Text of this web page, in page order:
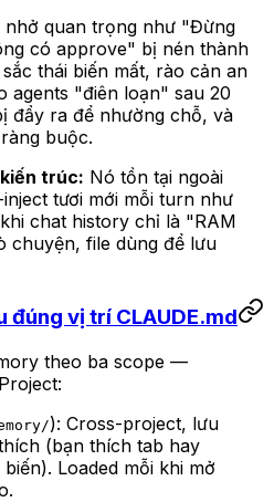
nhở quan trọng như "Đừng
có approve" bị nén thành
thái biến mất, rào cản an
agents "điên loạn" sau 20
đẩy ra để nhường chỗ, và
buộc.
kiến trúc: Nó tồn tại ngoài
tươi mới mỗi turn như
chat history chỉ là "RAM
chuyện, file dùng để lưu
đúng vị trí CLAUDE.md
theo ba scope —
): Cross-project, lưu
(bạn thích tab hay
Loaded mỗi khi mở